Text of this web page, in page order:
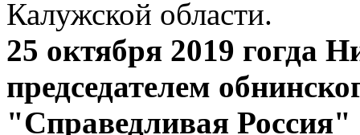
Калужской области.
25 октября 2019 гогда
председателем
"Справедливая Россия"